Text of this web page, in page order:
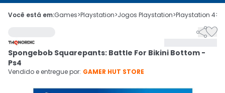
 Olá. Acesse sua conta
 Cupons
CADASTRE-SE
Você está em:Games>Playstation>Jogos Playstation>Playstation 4>

Spongebob Squarepants: Battle For Bikini Bottom -
Ps4
Vendido e entregue por: GAMER HUT STORE